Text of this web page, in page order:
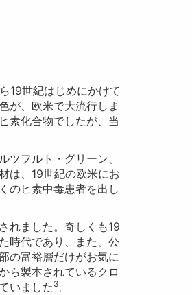
19世紀はじめにかけて
が、欧米で大流行しま
素化合物でしたが、当
フルト・グリーン、
は、19世紀の欧米にお
のヒ素中毒患者を出し
れました。奇しくも19
時代であり、また、公
の富裕層だけがお気に
ら製本されているクロ
いました 3。